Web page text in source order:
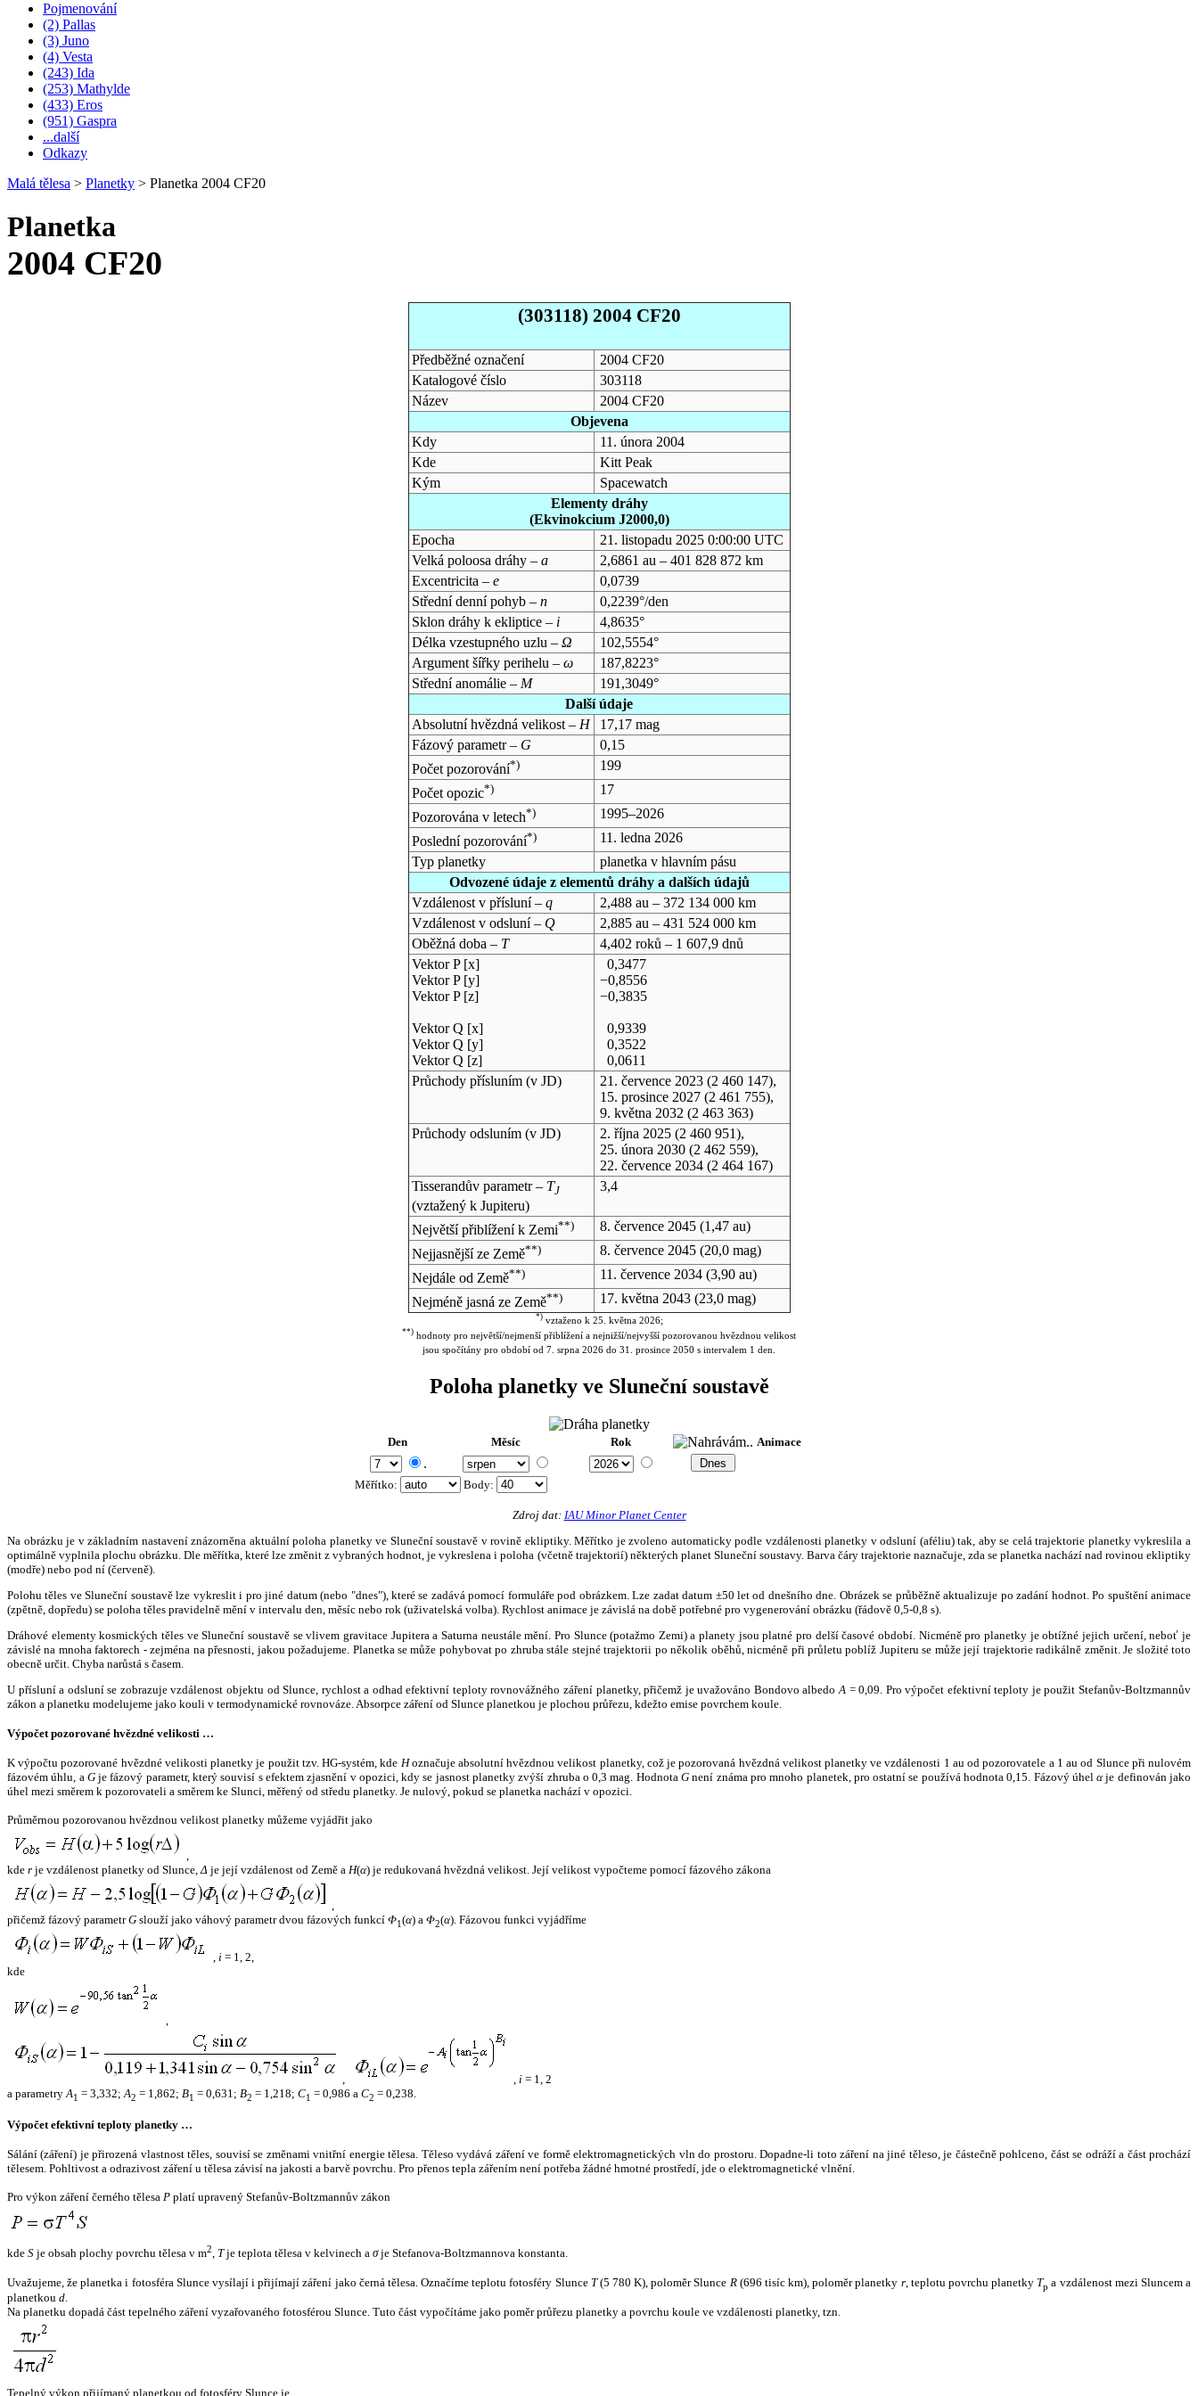
Pojmenování
(2) Pallas
(3) Juno
(4) Vesta
(243) Ida
(253) Mathylde
(433) Eros
(951) Gaspra
...další
Odkazy
Malá tělesa > Planetky > Planetka 2004 CF20
Planetka
2004 CF20
(303118) 2004 CF20
Předběžné označení
2004 CF20
Katalogové číslo
303118
Název
2004 CF20
Objevena
Kdy
11. února 2004
Kde
Kitt Peak
Kým
Spacewatch
Elementy dráhy
(Ekvinokcium J2000,0)
Epocha
21. listopadu 2025 0:00:00 UTC
Velká poloosa dráhy – a
2,6861 au – 401 828 872 km
Excentricita – e
0,0739
Střední denní pohyb – n
0,2239°/den
Sklon dráhy k ekliptice – i
4,8635°
Délka vzestupného uzlu – Ω
102,5554°
Argument šířky perihelu – ω
187,8223°
Střední anomálie – M
191,3049°
Další údaje
Absolutní hvězdná velikost – H
17,17 mag
Fázový parametr – G
0,15
Počet pozorování*)
199
Počet opozic*)
17
Pozorována v letech*)
1995–2026
Poslední pozorování*)
11. ledna 2026
Typ planetky
planetka v hlavním pásu
Odvozené údaje z elementů dráhy a dalších údajů
Vzdálenost v přísluní – q
2,488 au – 372 134 000 km
Vzdálenost v odsluní – Q
2,885 au – 431 524 000 km
Oběžná doba – T
4,402 roků – 1 607,9 dnů
Vektor P [x]
Vektor P [y]
Vektor P [z]
Vektor Q [x]
Vektor Q [y]
Vektor Q [z]
0,3477
−0,8556
−0,3835
0,9339
0,3522
0,0611
Průchody přísluním (v JD) 21. července 2023(2 460 147),
15. prosince 2027(2 461 755),
9. května 2032 (2 463 363)
Průchody odsluním (v JD) 2. října 2025(2 460 951),
25. února 2030(2 462 559),
22. července 2034(2 464 167)
Tisserandův parametr – TJ
(vztažený k Jupiteru)
3,4
Největší přiblížení k Zemi**) 8. července 2045(1,47 au)
Nejjasnější ze Země**) 8. července 2045(20,0 mag)
Nejdále od Země**) 11. července 2034(3,90 au)
Nejméně jasná ze Země**) 17. května 2043(23,0 mag)
*)vztaženo k 25. května 2026;
**) hodnoty pro největší/nejmenší přiblížení a nejnižší/nejvyšší pozorovanou hvězdnou velikost
jsou spočítány pro období od 7. srpna 2026 do 31. prosince 2050 s intervalem 1 den.
Poloha planetky ve Sluneční soustavě
Den Měsíc Rok Animace
.
Měřítko: Body:
Zdroj dat: IAU Minor Planet Center
Na obrázku je v základním nastavení znázorněna aktuální poloha planetky ve Sluneční soustavě v rovině ekliptiky. Měřítko je zvoleno automaticky podle vzdálenosti planetky v odsluní (aféliu) tak, aby se celá trajektorie planetky vykreslila a
optimálně vyplnila plochu obrázku. Dle měřítka, které lze změnit z vybraných hodnot, je vykreslena i poloha (včetně trajektorií) některých planet Sluneční soustavy. Barva čáry trajektorie naznačuje, zda se planetka nachází nad rovinou ekliptiky
(modře) nebo pod ní (červeně).
Polohu těles ve Sluneční soustavě lze vykreslit i pro jiné datum (nebo "dnes"), které se zadává pomocí formuláře pod obrázkem. Lze zadat datum ±50 let od dnešního dne. Obrázek se průběžně aktualizuje po zadání hodnot. Po spuštění animace
(zpětně, dopředu) se poloha těles pravidelně mění v intervalu den, měsíc nebo rok (uživatelská volba). Rychlost animace je závislá na době potřebné pro vygenerování obrázku (řádově 0,5-0,8 s).
Dráhové elementy kosmických těles ve Sluneční soustavě se vlivem gravitace Jupitera a Saturna neustále mění. Pro Slunce (potažmo Zemi) a planety jsou platné pro delší časové období. Nicméně pro planetky je obtížné jejich určení, neboť je
závislé na mnoha faktorech - zejména na přesnosti, jakou požadujeme. Planetka se může pohybovat po zhruba stále stejné trajektorii po několik oběhů, nicméně při průletu poblíž Jupiteru se může její trajektorie radikálně změnit. Je složité toto
obecně určit. Chyba narůstá s časem.
U přísluní a odsluní se zobrazuje vzdálenost objektu od Slunce, rychlost a odhad efektivní teploty rovnovážného záření planetky, přičemž je uvažováno Bondovo albedo A = 0,09. Pro výpočet efektivní teploty je použit Stefanův-Boltzmannův
zákon a planetku modelujeme jako kouli v termodynamické rovnováze. Absorpce záření od Slunce planetkou je plochou průřezu, kdežto emise povrchem koule.
Výpočet pozorované hvězdné velikosti …
K výpočtu pozorované hvězdné velikosti planetky je použit tzv. HG-systém, kde Hoznačuje absolutní hvězdnou velikost planetky, což je pozorovaná hvězdná velikost planetky ve vzdálenosti 1 au od pozorovatele a 1 au od Slunce při nulovém
fázovém úhlu, a Gje fázový parametr, který souvisí s efektem zjasnění v opozici, kdy se jasnost planetky zvýší zhruba o 0,3 mag. HodnotaG není známa pro mnoho planetek, pro ostatní se používá hodnota 0,15. Fázový úhelα je definován jako
úhel mezi směrem k pozorovateli a směrem ke Slunci, měřený od středu planetky. Je nulový, pokud se planetka nachází v opozici.
Průměrnou pozorovanou hvězdnou velikost planetky můžeme vyjádřit jako
,
kde r je vzdálenost planetky od Slunce,Δ je její vzdálenost od Země a H(α) je redukovaná hvězdná velikost. Její velikost vypočteme pomocí fázového zákona
,
přičemž fázový parametrG slouží jako váhový parametr dvou fázových funkcí Φ1(α) a Φ2(α). Fázovou funkci vyjádříme
, i = 1, 2,
kde
,
, , i = 1, 2
a parametryA1 = 3,332;A2 = 1,862; B1 = 0,631; B2 = 1,218; C1 = 0,986 a C2 = 0,238.
Výpočet efektivní teploty planetky …
Sálání (záření) je přirozená vlastnost těles, souvisí se změnami vnitřní energie tělesa. Těleso vydává záření ve formě elektromagnetických vln do prostoru. Dopadne-li toto záření na jiné těleso, je částečně pohlceno, část se odráží a část prochází
tělesem. Pohltivost a odrazivost záření u tělesa závisí na jakosti a barvě povrchu. Pro přenos tepla zářením není potřeba žádné hmotné prostředí, jde o elektromagnetické vlnění.
Pro výkon záření černého tělesa P platí upravený Stefanův-Boltzmannův zákon
kde S je obsah plochy povrchu tělesa v m2, Tje teplota tělesa v kelvinech a σje Stefanova-Boltzmannova konstanta.
Uvažujeme, že planetka i fotosféra Slunce vysílají i přijímají záření jako černá tělesa. Označíme teplotu fotosféry Slunce T(5 780 K), poloměr Slunce R(696 tisíc km), poloměr planetky r, teplotu povrchu planetky Tp a vzdálenost mezi Sluncem a
planetkou d.
Na planetku dopadá část tepelného záření vyzařovaného fotosférou Slunce. Tuto část vypočítáme jako poměr průřezu planetky a povrchu koule ve vzdálenosti planetky, tzn.
Tepelný výkon přijímaný planetkou od fotosféry Slunce je